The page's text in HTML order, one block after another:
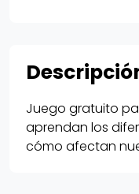
Juego gratuito
aprendan los
cómo afectan